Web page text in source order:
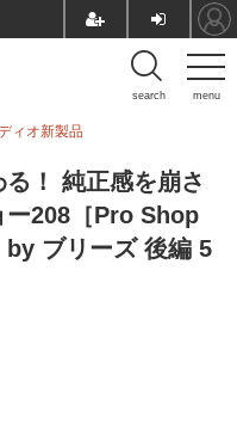
menu
search
！ 純正感を崩さ
ー208［Pro Shop
by ブリーズ 後編 5
ィオ新製品